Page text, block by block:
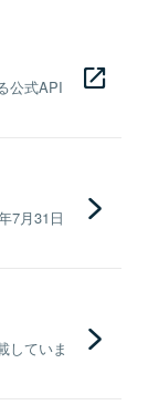
公式API
7月31日
していま